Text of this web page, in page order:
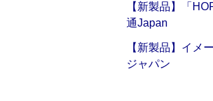
【新製品】「
通Japan
【新製品】イメ
ジャパン